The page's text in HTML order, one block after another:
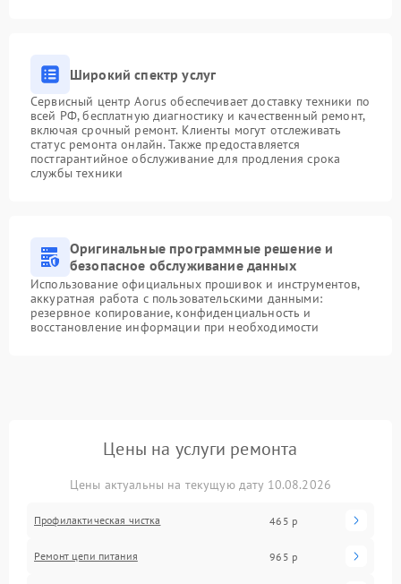
Широкий спектр услуг
Сервисный центр Aorus обеспечивает доставку техники по
всей РФ, бесплатную диагностику и качественный ремонт,
включая срочный ремонт. Клиенты могут отслеживать
статус ремонта онлайн. Также предоставляется
постгарантийное обслуживание для продления срока
службы техники
Оригинальные программные решение и
безопасное обслуживание данных
Использование официальных прошивок и инструментов,
аккуратная работа с пользовательскими данными:
резервное копирование, конфиденциальность и
восстановление информации при необходимости
Цены на услуги ремонта
Цены актуальны на текущую дату 10.08.2026
Профилактическая чистка 465 р
Ремонт цепи питания 965 р